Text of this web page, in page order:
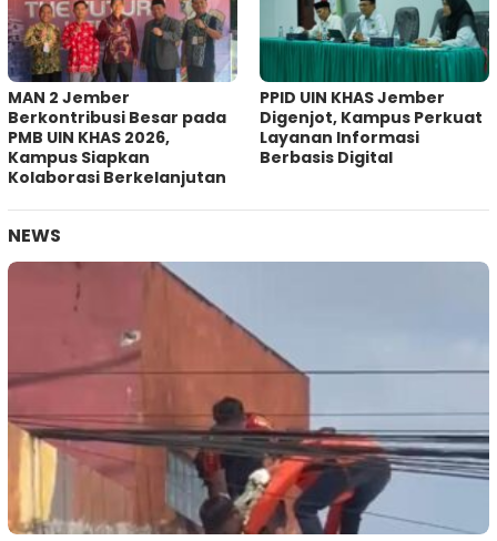
MAN 2 Jember
Berkontribusi Besar pada
PMB UIN KHAS 2026,
Kampus Siapkan
Kolaborasi Berkelanjutan
PPID UIN KHAS Jember
Digenjot, Kampus Perkuat
Layanan Informasi
Berbasis Digital
NEWS